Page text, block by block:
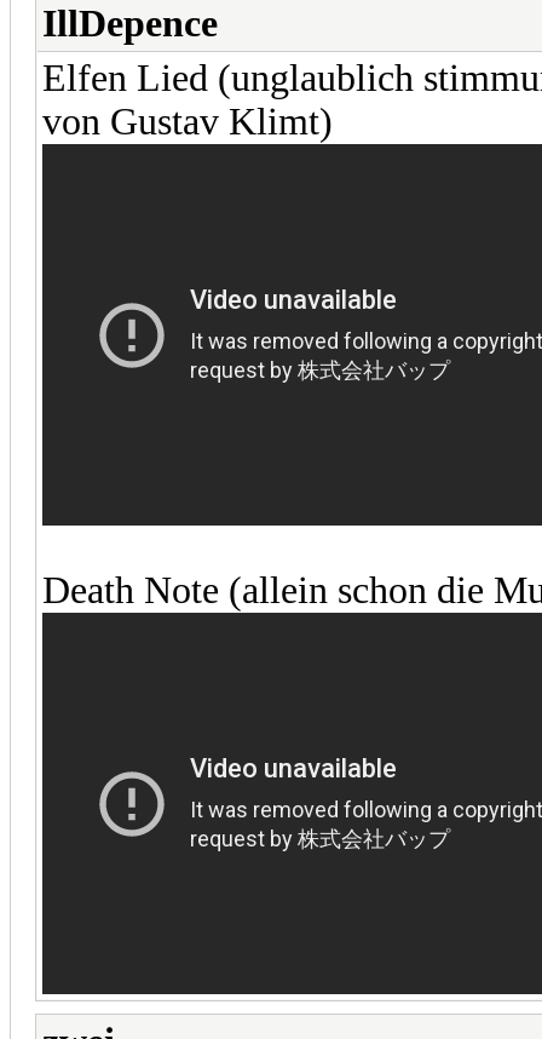
IllDepence
Elfen Lied (unglaublich
von Gustav Klimt)
Death Note (allein schon die